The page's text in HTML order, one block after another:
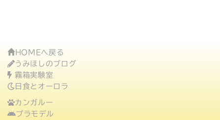
HOMEへ戻る
うみほしのブログ
霧箱実験室
日食とオーロラ
カンガルー
プラモデル